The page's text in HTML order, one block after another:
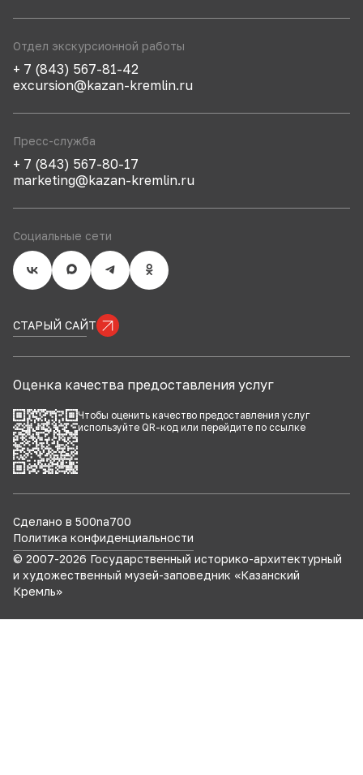
Отдел экскурсионной работы
+ 7 (843) 567-81-42
excursion@kazan-kremlin.ru
Пресс-служба
+ 7 (843) 567-80-17
marketing@kazan-kremlin.ru
Социальные сети
СТАРЫЙ САЙТ
Оценка качества предоставления услуг
Чтобы оценить качество предоставления услуг
используйте QR-код или перейдите по ссылке
Сделано в 500na700
Политика конфиденциальности
© 2007-2026 Государственный историко-архитектурный
и художественный музей-заповедник «Казанский
Кремль»